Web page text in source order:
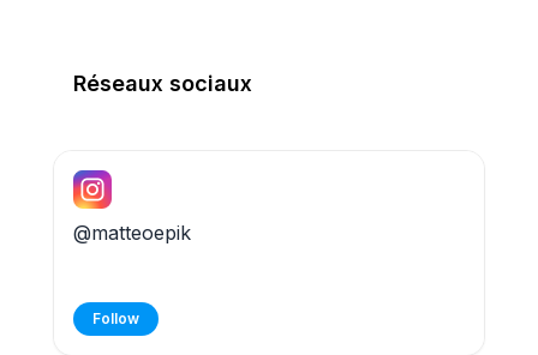
Réseaux sociaux
@matteoepik
Follow